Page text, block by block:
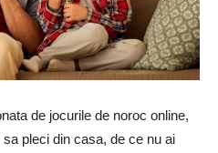
de jocurile de noroc online,
pleci din casa, de ce nu ai